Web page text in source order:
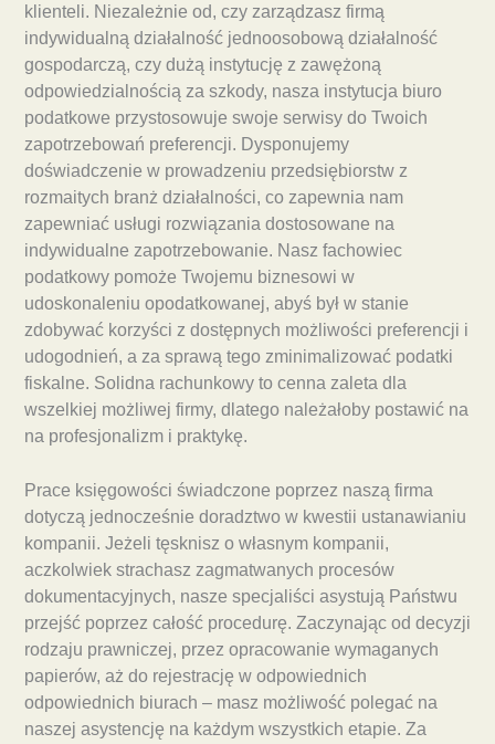
klienteli. Niezależnie od, czy zarządzasz firmą
indywidualną działalność jednoosobową działalność
gospodarczą, czy dużą instytucję z zawężoną
odpowiedzialnością za szkody, nasza instytucja biuro
podatkowe przystosowuje swoje serwisy do Twoich
zapotrzebowań preferencji. Dysponujemy
doświadczenie w prowadzeniu przedsiębiorstw z
rozmaitych branż działalności, co zapewnia nam
zapewniać usługi rozwiązania dostosowane na
indywidualne zapotrzebowanie. Nasz fachowiec
podatkowy pomoże Twojemu biznesowi w
udoskonaleniu opodatkowanej, abyś był w stanie
zdobywać korzyści z dostępnych możliwości preferencji i
udogodnień, a za sprawą tego zminimalizować podatki
fiskalne. Solidna rachunkowy to cenna zaleta dla
wszelkiej możliwej firmy, dlatego należałoby postawić na
na profesjonalizm i praktykę.
Prace księgowości świadczone poprzez naszą firma
dotyczą jednocześnie doradztwo w kwestii ustanawianiu
kompanii. Jeżeli tęsknisz o własnym kompanii,
aczkolwiek strachasz zagmatwanych procesów
dokumentacyjnych, nasze specjaliści asystują Państwu
przejść poprzez całość procedurę. Zaczynając od decyzji
rodzaju prawniczej, przez opracowanie wymaganych
papierów, aż do rejestrację w odpowiednich
odpowiednich biurach – masz możliwość polegać na
naszej asystencję na każdym wszystkich etapie. Za